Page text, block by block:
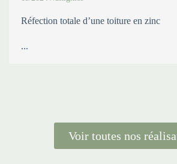
Réfection totale d’une toiture en zinc
...
Voir toutes nos